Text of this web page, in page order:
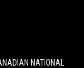
NATIONAL